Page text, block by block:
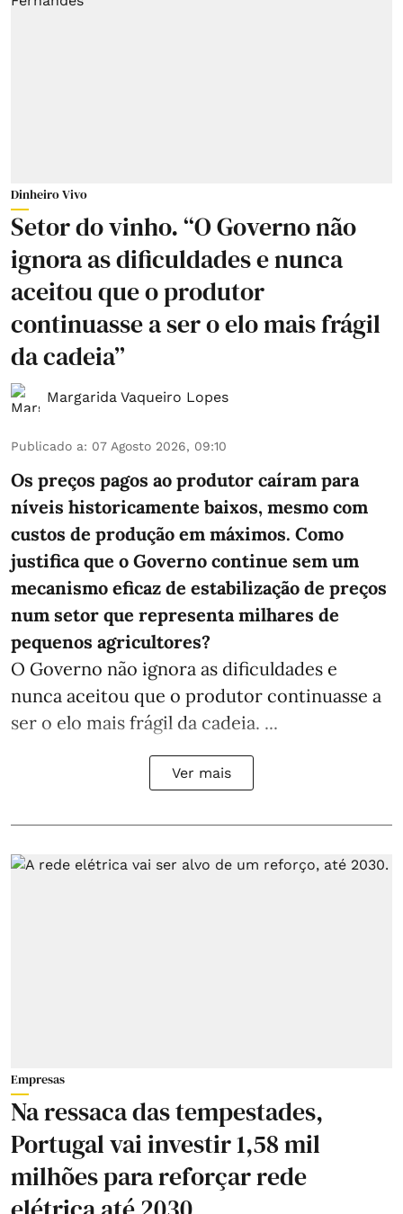
Dinheiro Vivo
Setor do vinho. “O Governo não
ignora as dificuldades e nunca
aceitou que o produtor
continuasse a ser o elo mais frágil
da cadeia”
Margarida Vaqueiro Lopes
Publicado a: 07 Agosto 2026, 09:10
Os preços pagos ao produtor caíram para
níveis historicamente baixos, mesmo com
custos de produção em máximos. Como
justifica que o Governo continue sem um
mecanismo eficaz de estabilização de preços
num setor que representa milhares de
pequenos agricultores?
O Governo não ignora as dificuldades e
nunca aceitou que o produtor continuasse a
ser o elo mais frágil da cadeia. ...
Ver mais
Empresas
Na ressaca das tempestades,
Portugal vai investir 1,58 mil
milhões para reforçar rede